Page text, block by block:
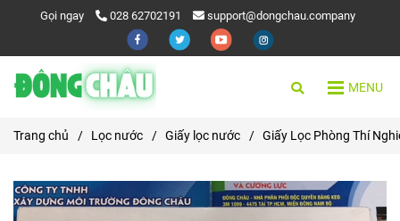
Gọi ngay 028 62702191 support@dongchau.company
MENU
Trang chủ / Lọc nước / Giấy lọc nước / Giấy Lọc Phòng Thí